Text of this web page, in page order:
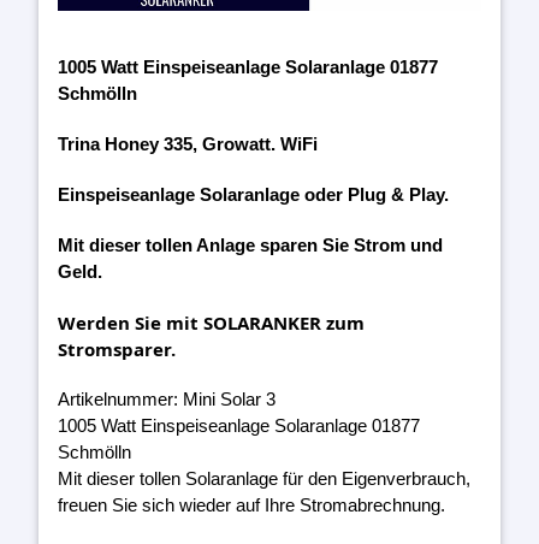
1005 Watt Einspeiseanlage Solaranlage 01877
Schmölln
Trina Honey 335, Growatt. WiFi
Einspeiseanlage Solaranlage oder Plug & Play.
Mit dieser tollen Anlage sparen Sie Strom und
Geld.
Werden Sie mit SOLARANKER zum
Stromsparer.
Artikelnummer: Mini Solar 3
1005 Watt Einspeiseanlage Solaranlage 01877
Schmölln
Mit dieser tollen Solaranlage für den Eigenverbrauch,
freuen Sie sich wieder auf Ihre Stromabrechnung.